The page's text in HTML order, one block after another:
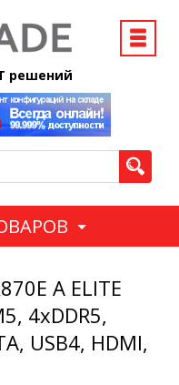
решений
A ELITE
4xDDR5,
USB4, HDMI,